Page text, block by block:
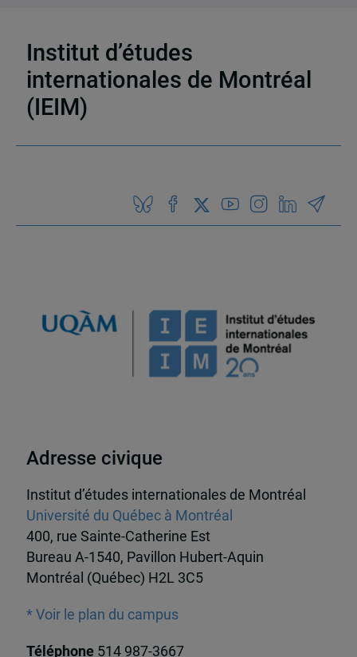
18 résultats
Institut d’études
internationales de Montréal
(IEIM)
Adresse civique
Institut d’études internationales de Montréal
Université du Québec à Montréal
400, rue Sainte-Catherine Est
Bureau A-1540, Pavillon Hubert-Aquin
Montréal (Québec) H2L 3C5
* Voir le plan du campus
Téléphone 514 987-3667